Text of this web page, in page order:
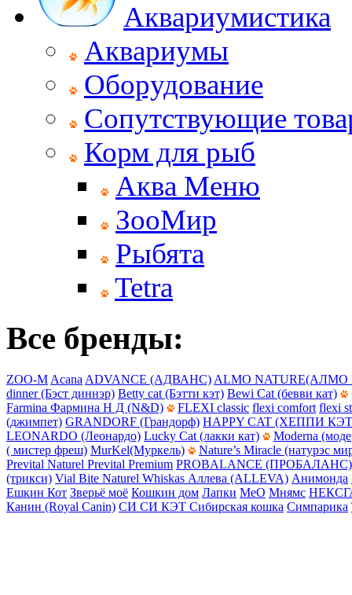
Аквариумистика
Аквариумы
Оборудование
Сопутствующие
Корм для рыб
Аква Меню
ЗооМир
Рыбята
Tetra
Все бренды:
ZOO-M Acana ADVANCE (АДВАНС) ALMO
dinner (Бэст диннэр) Betty cat (Бэтти кэт) Bewi Cat (бевви кат)
Farmina Фармина Н Д (N&D)
FLEXI classic flexi comfort flexi
(джимпет) GRANDORF (Грандорф) HAPPY CAT (ХЕППИ
LEONARDO (Леонардо) Lucky Cat (лакки кат)
Moderna
( мистер фреш) MurKel(Муркель)
Nature’s Miracle (натурэс
Prevital Naturel Prevital Premium PROBALANCE (ПРОБАЛАНС)
(трикси) Vial Bite Naturel Whiskas Аллева (ALLEVA) Анимонда
Ешкин Кот Зверьё моё Кошкин дом Лапки МеО Мнямс
Канин (Royal Canin) СИ СИ КЭТ Сибирская кошка Симпарика